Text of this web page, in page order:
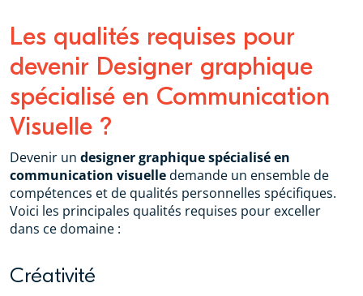
Les qualités requises pour
devenir Designer graphique
spécialisé en Communication
Visuelle ?
Devenir un designer graphique spécialisé en
communication visuelledemande un ensemble de
compétences et de qualités personnelles spécifiques.
Voici les principales qualités requises pour exceller
dans ce domaine :
Créativité